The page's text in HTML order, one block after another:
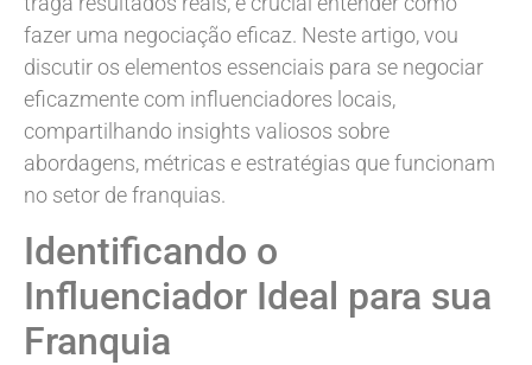
fazer uma negociação eficaz. Neste artigo, vou
discutir os elementos essenciais para se negociar
eficazmente com influenciadores locais,
compartilhando insights valiosos sobre
abordagens, métricas e estratégias que funcionam
no setor de franquias.
Identificando o
Influenciador Ideal para sua
Franquia